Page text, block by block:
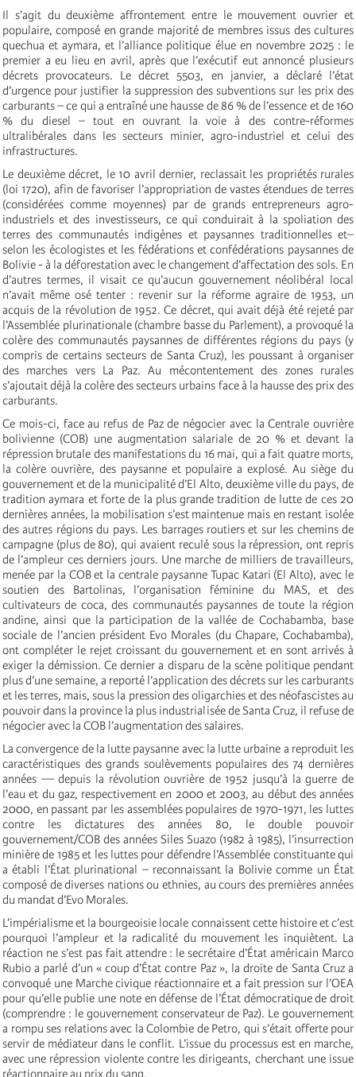
Il s’agit du deuxième affrontement entre le mouvement ouvrier et
populaire, composé en grande majorité de membres issus des cultures
quechua et aymara, et l’alliance politique élue en novembre 2025 : le
premier a eu lieu en avril, après que l’exécutif eut annoncé plusieurs
décrets provocateurs. Le décret 5503, en janvier, a déclaré l’état
d’urgence pour justifier la suppression des subventions sur les prix des
carburants – ce qui a entraîné une hausse de 86 % de l’essence et de 160
% du diesel – tout en ouvrant la voie à des contre-réformes
ultralibérales dans les secteurs minier, agro-industriel et celui des
infrastructures.
Le deuxième décret, le 10 avril dernier, reclassait les propriétés rurales
(loi 1720), afin de favoriser l’appropriation de vastes étendues de terres
(considérées comme moyennes) par de grands entrepreneurs agro-
industriels et des investisseurs, ce qui conduirait à la spoliation des
terres des communautés indigènes et paysannes traditionnelles et–
selon les écologistes et les fédérations et confédérations paysannes de
Bolivie - à la déforestation avec le changement d’affectation des sols. En
d’autres termes, il visait ce qu’aucun gouvernement néolibéral local
n’avait même osé tenter : revenir sur la réforme agraire de 1953, un
acquis de la révolution de 1952. Ce décret, qui avait déjà été rejeté par
l’Assemblée plurinationale (chambre basse du Parlement), a provoqué la
colère des communautés paysannes de différentes régions du pays (y
compris de certains secteurs de Santa Cruz), les poussant à organiser
des marches vers La Paz. Au mécontentement des zones rurales
s’ajoutait déjà la colère des secteurs urbains face à la hausse des prix des
carburants.
Ce mois-ci, face au refus de Paz de négocier avec la Centrale ouvrière
bolivienne (COB) une augmentation salariale de 20 % et devant la
répression brutale des manifestations du 16 mai, qui a fait quatre morts,
la colère ouvrière, des paysanne et populaire a explosé. Au siège du
gouvernement et de la municipalité d’El Alto, deuxième ville du pays, de
tradition aymara et forte de la plus grande tradition de lutte de ces 20
dernières années, la mobilisation s’est maintenue mais en restant isolée
des autres régions du pays. Les barrages routiers et sur les chemins de
campagne (plus de 80), qui avaient reculé sous la répression, ont repris
de l’ampleur ces derniers jours. Une marche de milliers de travailleurs,
menée par la COB et la centrale paysanne Tupac Katari (El Alto), avec le
soutien des Bartolinas, l’organisation féminine du MAS, et des
cultivateurs de coca, des communautés paysannes de toute la région
andine, ainsi que la participation de la vallée de Cochabamba, base
sociale de l’ancien président Evo Morales (du Chapare, Cochabamba),
ont compléter le rejet croissant du gouvernement et en sont arrivés à
exiger la démission. Ce dernier a disparu de la scène politique pendant
plus d’une semaine, a reporté l’application des décrets sur les carburants
et les terres, mais, sous la pression des oligarchies et des néofascistes au
pouvoir dans la province la plus industrialisée de Santa Cruz, il refuse de
négocier avec la COB l’augmentation des salaires.
La convergence de la lutte paysanne avec la lutte urbaine a reproduit les
caractéristiques des grands soulèvements populaires des 74 dernières
années — depuis la révolution ouvrière de 1952 jusqu’à la guerre de
l’eau et du gaz, respectivement en 2000 et 2003, au début des années
2000, en passant par les assemblées populaires de 1970-1971, les luttes
contre les dictatures des années 80, le double pouvoir
gouvernement/COB des années Siles Suazo (1982 à 1985), l’insurrection
minière de 1985 et les luttes pour défendre l’Assemblée constituante qui
a établi l’État plurinational – reconnaissant la Bolivie comme un État
composé de diverses nations ou ethnies, au cours des premières années
du mandat d’Evo Morales.
L’impérialisme et la bourgeoisie locale connaissent cette histoire et c’est
pourquoi l’ampleur et la radicalité du mouvement les inquiètent. La
réaction ne s’est pas fait attendre : le secrétaire d’État américain Marco
Rubio a parlé d’un « coup d’État contre Paz », la droite de Santa Cruz a
convoqué une Marche civique réactionnaire et a fait pression sur l’OEA
pour qu’elle publie une note en défense de l’État démocratique de droit
(comprendre : le gouvernement conservateur de Paz). Le gouvernement
a rompu ses relations avec la Colombie de Petro, qui s’était offerte pour
servir de médiateur dans le conflit. L’issue du processus est en marche,
avec une répression violente contre les dirigeants, cherchant une issue
réactionnaire au prix du sang.